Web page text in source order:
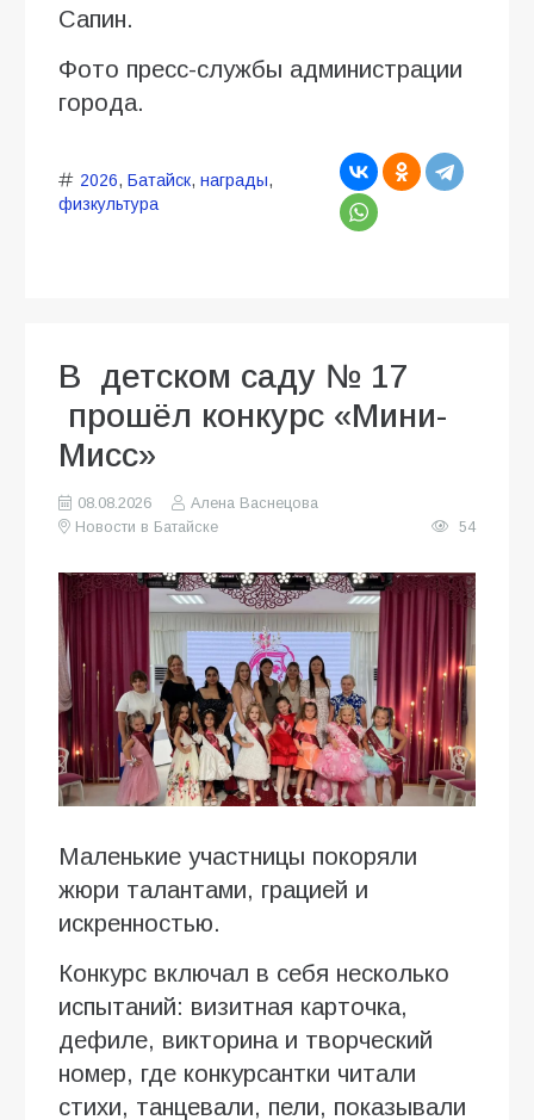
Сапин.
Фото пресс-службы администрации
города.
2026, Батайск, награды,
физкультура
В детском саду № 17
прошёл конкурс «Мини-
Мисс»
08.08.2026
Алена Васнецова
Новости в Батайске
54
Маленькие участницы покоряли
жюри талантами, грацией и
искренностью.
Конкурс включал в себя несколько
испытаний: визитная карточка,
дефиле, викторина и творческий
номер, где конкурсантки читали
стихи, танцевали, пели, показывали